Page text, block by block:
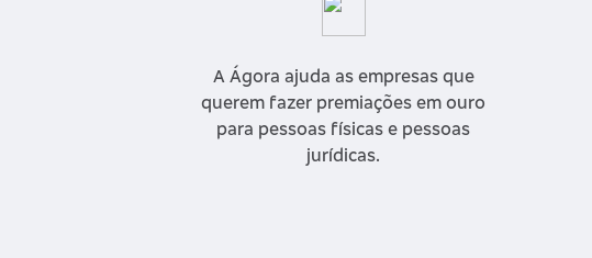
A Ágora ajuda as empresas que
querem fazer premiações em ouro
para pessoas físicas e pessoas
jurídicas.